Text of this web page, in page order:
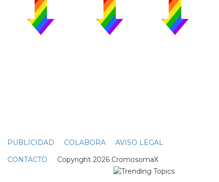
PUBLICIDAD COLABORA
AVISO LEGAL
CONTACTO Copyright 2026 CromosomaX